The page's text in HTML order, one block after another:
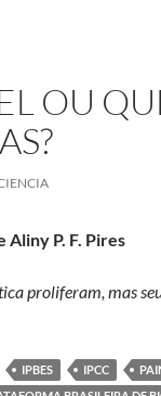
OU
Aliny P. F. Pires
proliferam, mas
IPBES IPCC